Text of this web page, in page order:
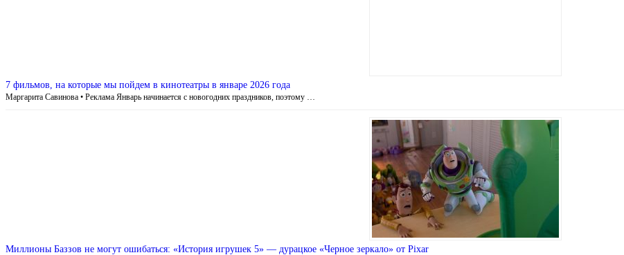
7 фильмов, на которые мы пойдем в кинотеатры в январе 2026 года
Маргарита Савинова • Реклама Январь начинается с новогодних праздников, поэтому …
Миллионы Баззов не могут ошибаться: «История игрушек 5» — дурацкое «Черное зеркало» от Pixar